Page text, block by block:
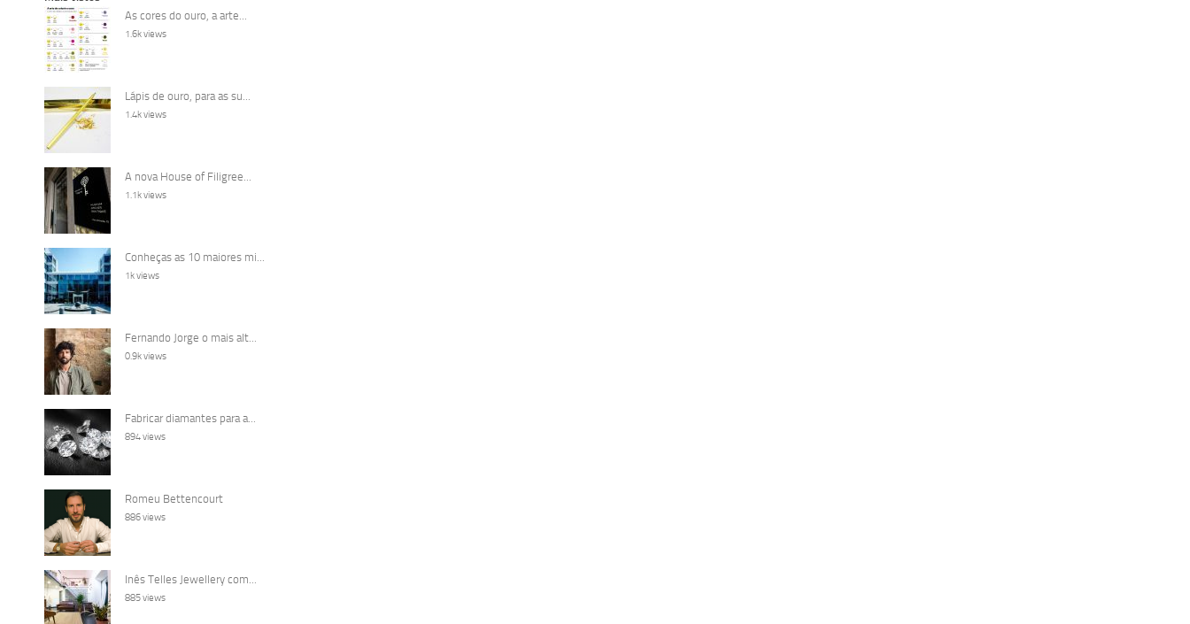
As cores do ouro, a arte...
1.6k views
Lápis de ouro, para as su...
1.4k views
A nova House of Filigree...
1.1k views
Conheças as 10 maiores mi...
1k views
Fernando Jorge o mais alt...
0.9k views
Fabricar diamantes para a...
894 views
Romeu Bettencourt
886 views
Inês Telles Jewellery com...
885 views